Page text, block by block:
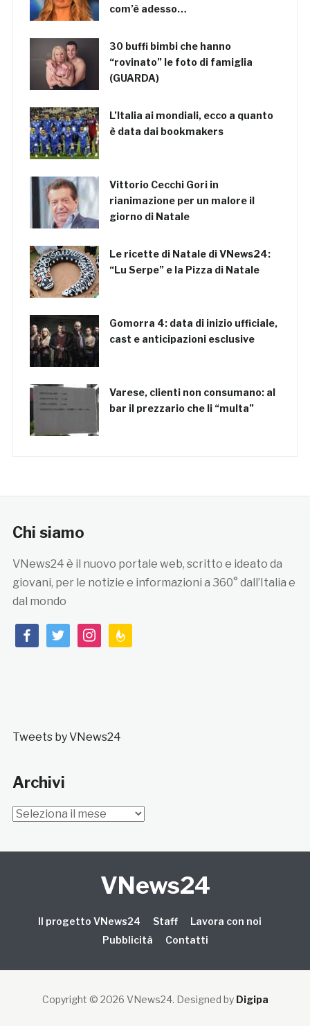
com’è adesso…
30 buffi bimbi che hanno
“rovinato” le foto di famiglia
(GUARDA)
L’Italia ai mondiali, ecco a quanto
è data dai bookmakers
Vittorio Cecchi Gori in
rianimazione per un malore il
giorno di Natale
Le ricette di Natale di VNews24:
“Lu Serpe” e la Pizza di Natale
Gomorra 4: data di inizio ufficiale,
cast e anticipazioni esclusive
Varese, clienti non consumano: al
bar il prezzario che li “multa”
Chi siamo
VNews24 è il nuovo portale web, scritto e ideato da
giovani, per le notizie e informazioni a 360° dall’Italia e
dal mondo
facebooktwitterinstagramfeedburner
Tweets by VNews24
Archivi
Archivi
VNews24
Il progetto VNews24 Staff
Lavora con noi
Pubblicità
Contatti
Copyright © 2026 VNews24. Designed by Digipa